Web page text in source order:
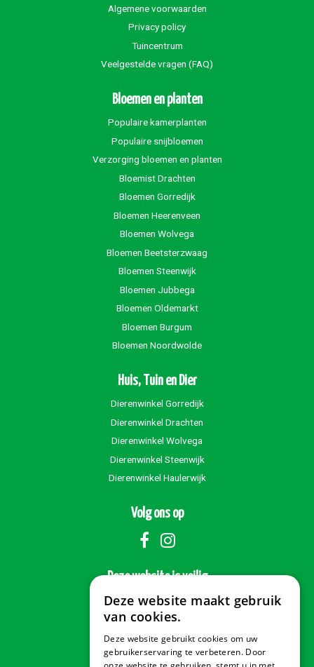
Algemene voorwaarden
Privacy policy
Tuincentrum
Veelgestelde vragen (FAQ)
Bloemen en planten
Populaire kamerplanten
Populaire snijbloemen
Verzorging bloemen en planten
Bloemist Drachten
Bloemen Gorredijk
Bloemen Heerenveen
Bloemen Wolvega
Bloemen Beetsterzwaag
Bloemen Steenwijk
Bloemen Jubbega
Bloemen Oldemarkt
Bloemen Burgum
Bloemen Noordwolde
Huis, Tuin en Dier
Dierenwinkel Gorredijk
Dierenwinkel Drachten
Dierenwinkel Wolvega
Dierenwinkel Steenwijk
Dierenwinkel Haulerwijk
Volg ons op
Deze website is veilig
Veilig betalen
Deze website maakt gebruik
van cookies.
Deze website gebruikt cookies om uw
gebruikerservaring te verbeteren. Door